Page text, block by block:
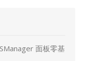
面板零基